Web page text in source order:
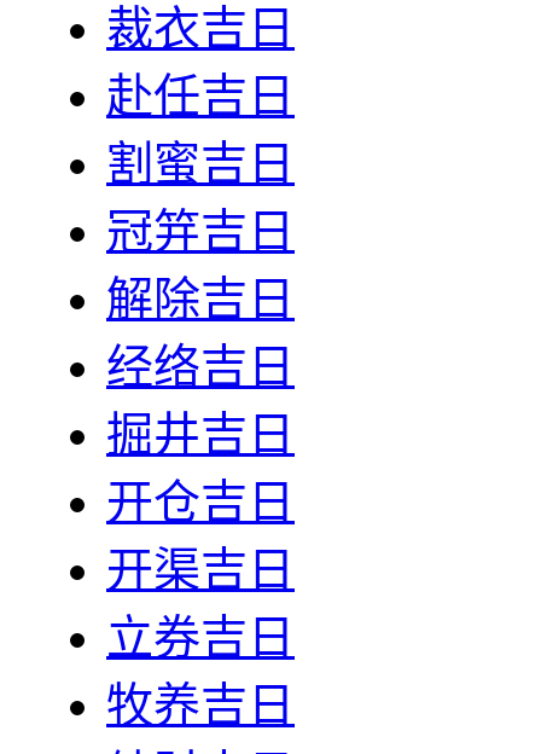
裁衣吉日
赴任吉日
割蜜吉日
冠笄吉日
解除吉日
经络吉日
掘井吉日
开仓吉日
开渠吉日
立券吉日
牧养吉日